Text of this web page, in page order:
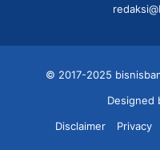
© 2017-2025
Disclaimer
Privacy